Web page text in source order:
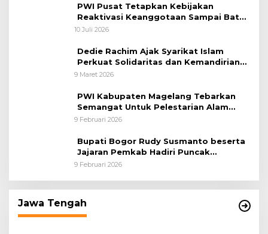
PWI Pusat Tetapkan Kebijakan
Reaktivasi Keanggotaan Sampai Batas
31 Desember 2026
10 Juli 2026
Dedie Rachim Ajak Syarikat Islam
Perkuat Solidaritas dan Kemandirian
Ekonomi
9 Maret 2026
PWI Kabupaten Magelang Tebarkan
Semangat Untuk Pelestarian Alam
Melalui Tanam Pohon dan Melepas
9 Februari 2026
Bupati Bogor Rudy Susmanto beserta
Jajaran Pemkab Hadiri Puncak
Peringatan HPN 2026 di Graha
9 Februari 2026
Jawa Tengah